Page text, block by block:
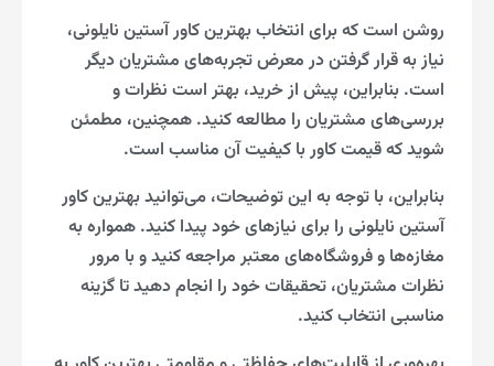
روشن است که برای انتخاب بهترین کاور آستین نایلونی،
نیاز به قرار گرفتن در معرض تجربه‌های مشتریان دیگر
است. بنابراین، پیش از خرید، بهتر است نظرات و
بررسی‌های مشتریان را مطالعه کنید. همچنین، مطمئن
شوید که قیمت کاور با کیفیت آن مناسب است.
بنابراین، با توجه به این توضیحات، می‌توانید بهترین کاور
آستین نایلونی را برای نیازهای خود پیدا کنید. همواره به
مغازه‌ها و فروشگاه‌های معتبر مراجعه کنید و با مرور
نظرات مشتریان، تحقیقات خود را انجام دهید تا گزینه
مناسبی انتخاب کنید.